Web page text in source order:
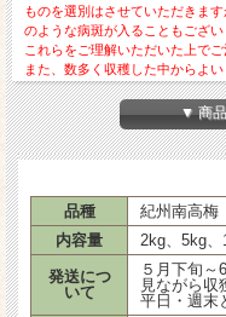
ものを選別はさせていただきま
のような病斑が入ることもござい
これらをご理解いただいた上でご
また、数多く収穫した中からよ
す。
このため、お届けは週末、平日
▼ 商
品種
紀州南高
内容量
2kg、5kg、
発送につ
いて
５月下旬～
見ながら収
平日・週末